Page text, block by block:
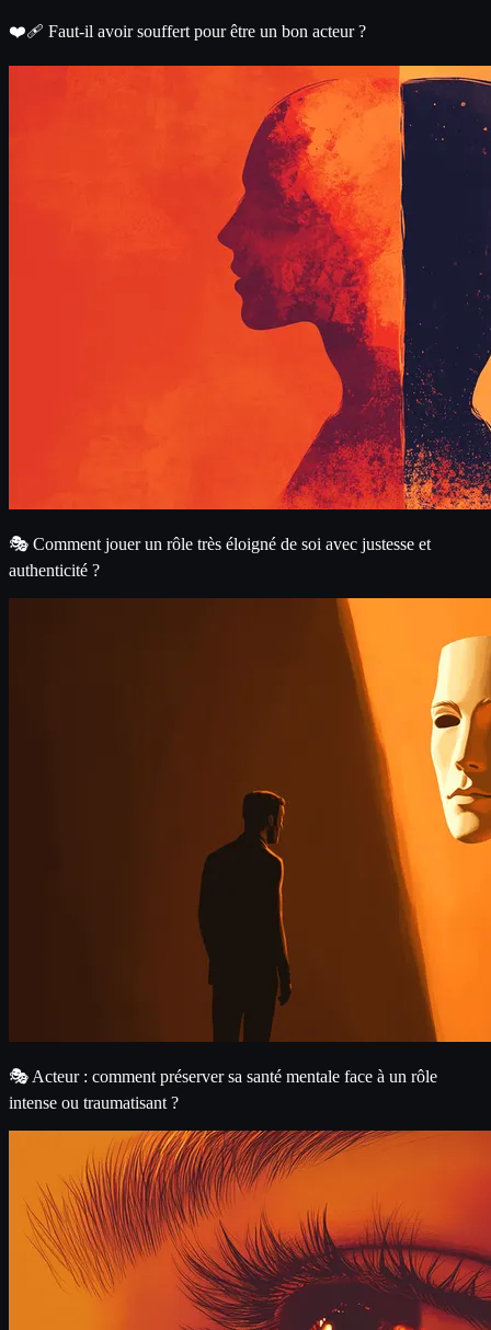
❤️‍🩹 Faut-il avoir souffert pour être un bon acteur ?
🎭 Comment jouer un rôle très éloigné de soi avec justesse et
authenticité ?
🎭 Acteur : comment préserver sa santé mentale face à un rôle
intense ou traumatisant ?